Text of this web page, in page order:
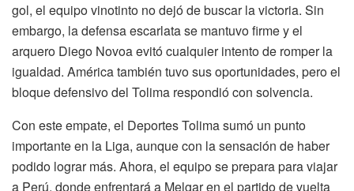
gol, el equipo vinotinto no dejó de buscar la victoria. Sin
embargo, la defensa escarlata se mantuvo firme y el
arquero Diego Novoa evitó cualquier intento de romper la
igualdad. América también tuvo sus oportunidades, pero el
bloque defensivo del Tolima respondió con solvencia.
Con este empate, el Deportes Tolima sumó un punto
importante en la Liga, aunque con la sensación de haber
podido lograr más. Ahora, el equipo se prepara para viajar
a Perú, donde enfrentará a Melgar en el partido de vuelta